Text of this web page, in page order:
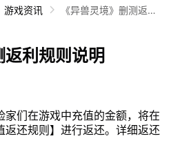
游戏资讯
《异兽灵境》删测返利
返利规则说明
们在游戏中充值的金额，将在
还规则】进行返还。详细返还